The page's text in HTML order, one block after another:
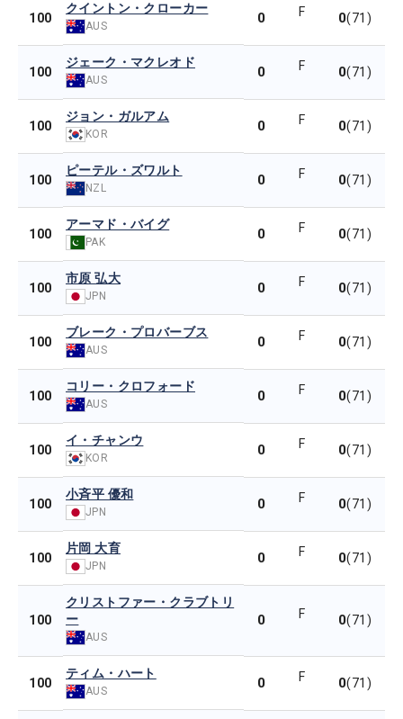
100
クイントン・クローカー
AUS 0 F 0(71)
100
ジェーク・マクレオド
AUS 0 F 0(71)
100
ジョン・ガルアム
KOR 0 F 0(71)
100
ピーテル・ズワルト
NZL 0 F 0(71)
100
アーマド・バイグ
PAK 0 F 0(71)
100
市原 弘大
JPN 0 F 0(71)
100
ブレーク・プロバーブス
AUS 0 F 0(71)
100
コリー・クロフォード
AUS 0 F 0(71)
100
イ・チャンウ
KOR 0 F 0(71)
100
小斉平 優和
JPN 0 F 0(71)
100
片岡 大育
JPN 0 F 0(71)
100
クリストファー・クラブトリ
ー
AUS
0 F 0(71)
100
ティム・ハート
AUS 0 F 0(71)